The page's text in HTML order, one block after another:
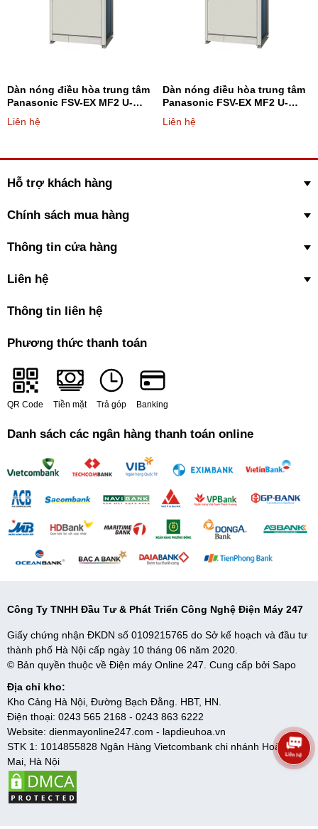
Dàn nóng điều hòa trung tâm
Panasonic FSV-EX MF2 U-
14ME2H7 14HP - Loại 2 chiều
Liên hệ
Dàn nóng điều hòa trung tâm
Panasonic FSV-EX MF2 U-
16ME2H7 16HP - Loại 2 chiều
Liên hệ
Hỗ trợ khách hàng
Chính sách mua hàng
Thông tin cửa hàng
Liên hệ
Thông tin liên hệ
Phương thức thanh toán
QR Code Tiền mặt Trả góp Banking
Danh sách các ngân hàng thanh toán online
Công Ty TNHH Đầu Tư & Phát Triển Công Nghệ Điện Máy 247
Giấy chứng nhận ĐKDN số 0109215765 do Sở kế hoạch và đầu tư
thành phố Hà Nội cấp ngày 10 tháng 06 năm 2020.
© Bản quyền thuộc về Điện máy Online 247. Cung cấp bởi Sapo
Địa chỉ kho:
Kho Cảng Hà Nội, Đường Bạch Đằng. HBT, HN.
Điện thoại: 0243 565 2168 - 0243 863 6222
Website: dienmayonline247.com - lapdieuhoa.vn
STK 1: 1014855828 Ngân Hàng Vietcombank chi nhánh Hoàng
Mai, Hà Nội